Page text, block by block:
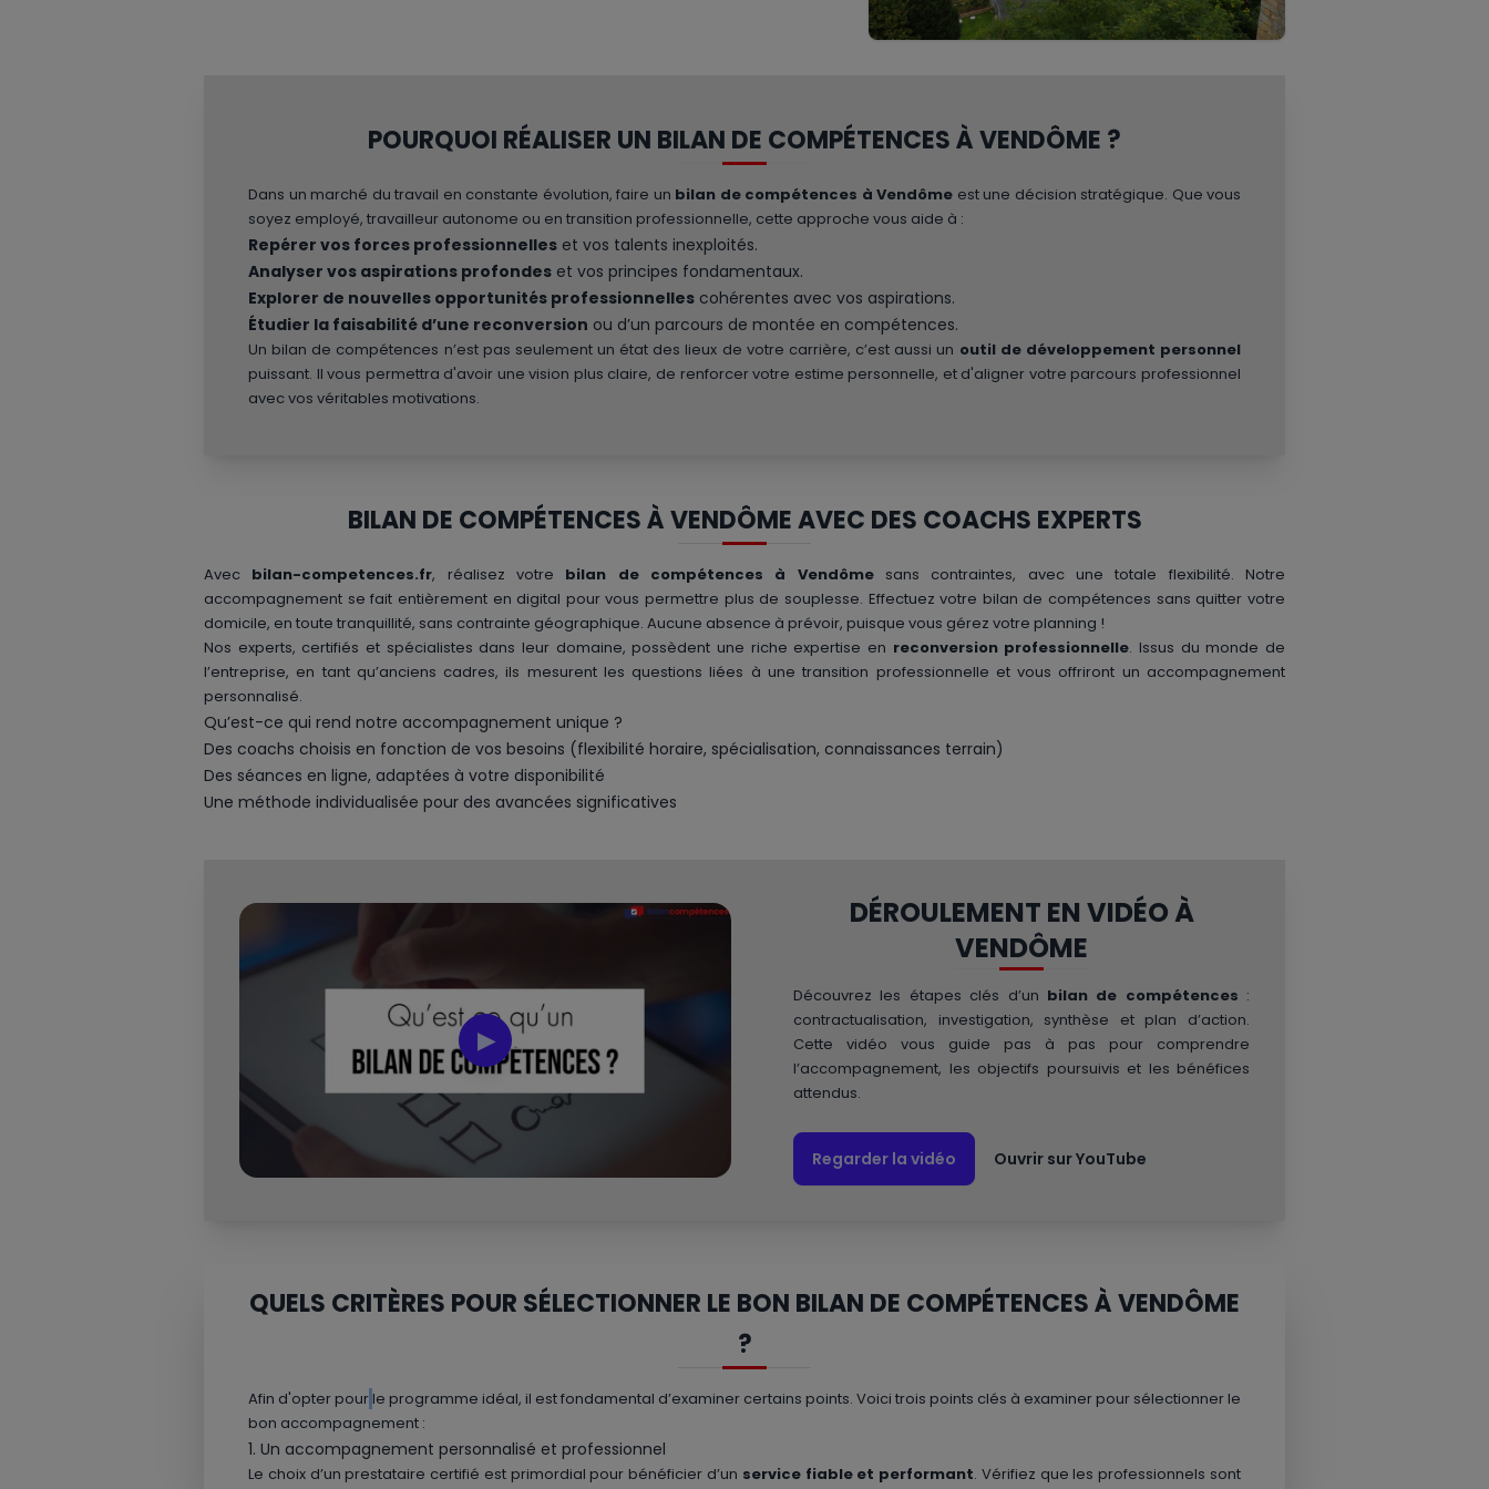
POURQUOI RÉALISER UN BILAN DE COMPÉTENCES À VENDÔME ?
Dans un marché du travail en constante évolution, faire un bilan de compétences à Vendôme est une décision stratégique. Que vous
soyez employé, travailleur autonome ou en transition professionnelle, cette approche vous aide à :
Repérer vos forces professionnelles et vos talents inexploités.
Analyser vos aspirations profondes et vos principes fondamentaux.
Explorer de nouvelles opportunités professionnelles cohérentes avec vos aspirations.
Étudier la faisabilité d’une reconversion ou d’un parcours de montée en compétences.
Un bilan de compétences n’est pas seulement un état des lieux de votre carrière, c’est aussi un outil de développement personnel
puissant. Il vous permettra d'avoir une vision plus claire, de renforcer votre estime personnelle, et d'aligner votre parcours professionnel
avec vos véritables motivations.
BILAN DE COMPÉTENCES À VENDÔME AVEC DES COACHS EXPERTS
Avec bilan-competences.fr, réalisez votre bilan de compétences à Vendômesans contraintes, avec une totale flexibilité. Notre
accompagnement se fait entièrement en digital pour vous permettre plus de souplesse. Effectuez votre bilan de compétences sans quitter votre
domicile, en toute tranquillité, sans contrainte géographique. Aucune absence à prévoir, puisque vous gérez votre planning !
Nos experts, certifiés et spécialistes dans leur domaine, possèdent une riche expertise en reconversion professionnelle. Issus du monde de
l’entreprise, en tant qu’anciens cadres, ils mesurent les questions liées à une transition professionnelle et vous offriront un accompagnement
personnalisé.
Qu’est-ce qui rend notre accompagnement unique ?
Des coachs choisis en fonction de vos besoins (flexibilité horaire, spécialisation, connaissances terrain)
Des séances en ligne, adaptées à votre disponibilité
Une méthode individualisée pour des avancées significatives
▶
DÉROULEMENT EN VIDÉO À
VENDÔME
Découvrez les étapes clés d’un bilan de compétences :
contractualisation, investigation, synthèse et plan d’action.
Cette vidéo vous guide pas à pas pour comprendre
l’accompagnement, les objectifs poursuivis et les bénéfices
attendus.
Regarder la vidéo Ouvrir sur YouTube
QUELS CRITÈRES POUR SÉLECTIONNER LE BON BILAN DE COMPÉTENCES À VENDÔME
?
Afin d'opter pour le programme idéal, il est fondamental d’examiner certains points. Voici trois points clés à examiner pour sélectionner le
bon accompagnement :
1. Un accompagnement personnalisé et professionnel
Le choix d’un prestataire certifié est primordial pour bénéficier d’un service fiable et performant. Vérifiez que les professionnels sont